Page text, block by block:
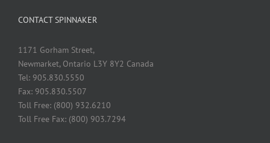
CONTACT SPINNAKER
1171 Gorham Street,
Newmarket, Ontario L3Y 8Y2 Canada
Tel: 905.830.5550
Fax: 905.830.5507
Toll Free: (800) 932.6210
Toll Free Fax: (800) 903.7294